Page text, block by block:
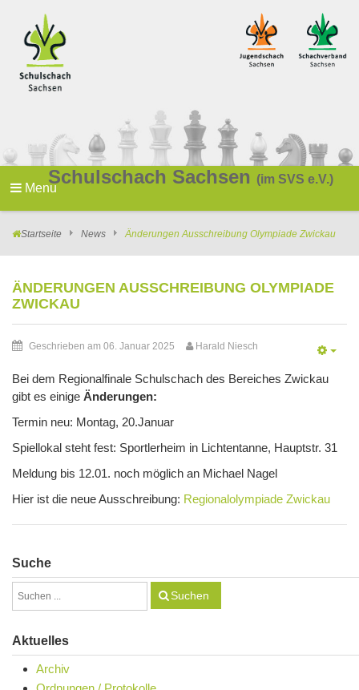
Schulschach Sachsen (im SVS e.V.)
Menu
Startseite News Änderungen Ausschreibung Olympiade Zwickau
ÄNDERUNGEN AUSSCHREIBUNG OLYMPIADE
ZWICKAU
Geschrieben am 06. Januar 2025 Harald Niesch
Bei dem Regionalfinale Schulschach des Bereiches Zwickau
gibt es einige Änderungen:
Termin neu: Montag, 20.Januar
Spiellokal steht fest: Sportlerheim in Lichtentanne, Hauptstr. 31
Meldung bis 12.01. noch möglich an Michael Nagel
Hier ist die neue Ausschreibung: Regionalolympiade Zwickau
Suche
Suchen
Aktuelles
Archiv